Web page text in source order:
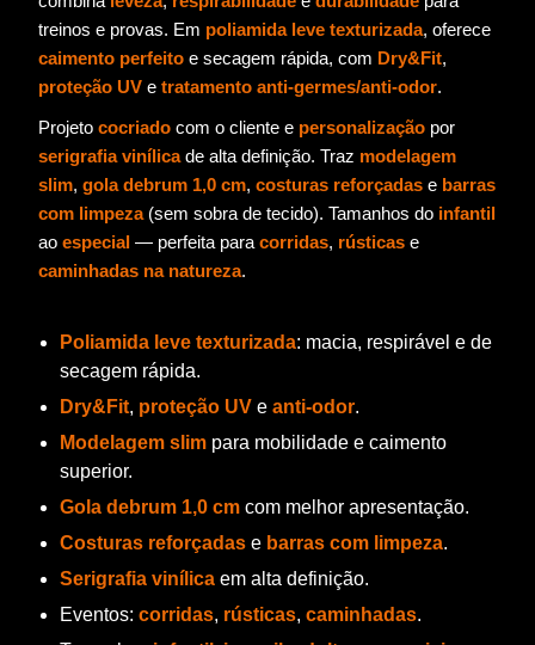
treinos e provas. Em poliamida leve texturizada, oferece
caimento perfeito e secagem rápida, com Dry&Fit,
proteção UV e tratamento anti-germes/anti-odor.
Projeto cocriado com o cliente e personalização por
serigrafia vinílicade alta definição. Traz modelagem
slim, gola debrum 1,0 cm, costuras reforçadas e barras
com limpeza(sem sobra de tecido). Tamanhos do infantil
ao especial — perfeita para corridas, rústicas e
caminhadas na natureza.
Poliamida leve texturizada: macia, respirável e de
secagem rápida.
Dry&Fit, proteção UV e anti-odor.
Modelagem slim para mobilidade e caimento
superior.
Gola debrum 1,0 cm com melhor apresentação.
Costuras reforçadas e barras com limpeza.
Serigrafia vinílica em alta definição.
Eventos: corridas, rústicas, caminhadas.